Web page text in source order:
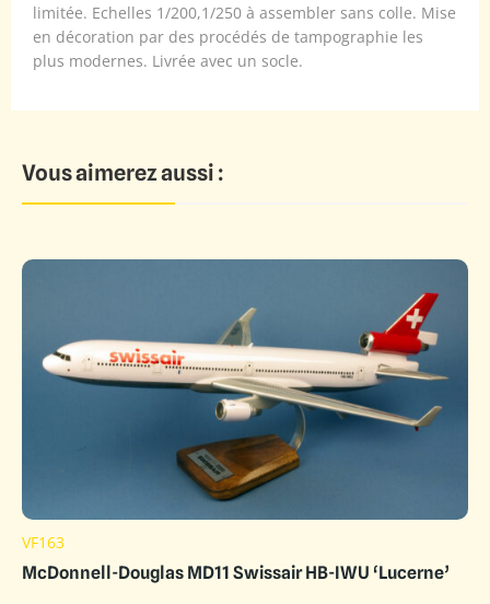
limitée. Echelles 1/200,1/250 à assembler sans colle. Mise
en décoration par des procédés de tampographie les
plus modernes. Livrée avec un socle.
Vous aimerez aussi :
VF163
McDonnell-Douglas MD11 Swissair HB-IWU ‘Lucerne’